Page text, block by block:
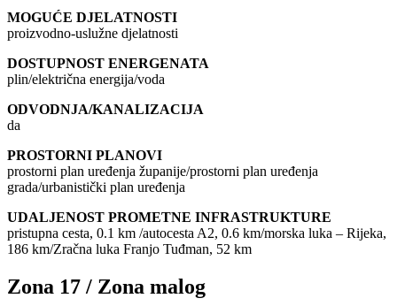
MOGUĆE DJELATNOSTI
proizvodno-uslužne djelatnosti
DOSTUPNOST ENERGENATA
plin/električna energija/voda
ODVODNJA/KANALIZACIJA
da
PROSTORNI PLANOVI
prostorni plan uređenja županije/prostorni plan uređenja
grada/urbanistički plan uređenja
UDALJENOST PROMETNE INFRASTRUKTURE
pristupna cesta, 0.1 km /autocesta A2, 0.6 km/morska luka – Rijeka,
186 km/Zračna luka Franjo Tuđman, 52 km
Zona 17 / Zona malog